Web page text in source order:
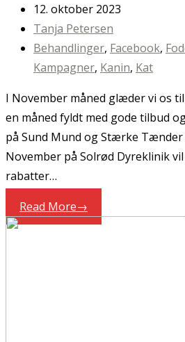
12. oktober 2023
Tanja Petersen
Behandlinger, Facebook,
Kampagner, Kanin, Kat
I November måned glæder vi os
en måned fyldt med gode tilbud
på Sund Mund og Stærke
November på Solrød Dyreklinik
rabatter…
Read More→